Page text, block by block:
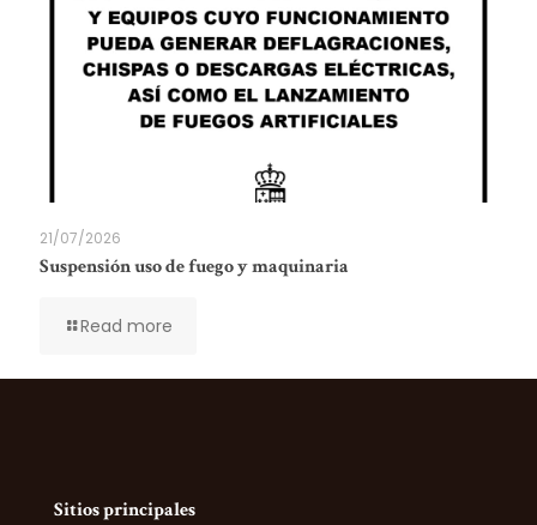
21/07/2026
Suspensión uso de fuego y maquinaria
Read more
Sitios principales